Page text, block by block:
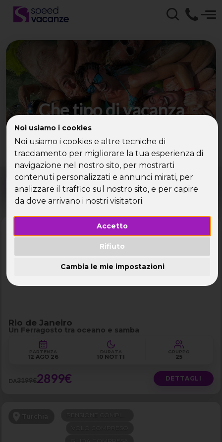
Noi usiamo i cookies
Noi usiamo i cookies e altre tecniche di
tracciamento per migliorare la tua esperienza di
navigazione nel nostro sito, per mostrarti
contenuti personalizzati e annunci mirati, per
analizzare il traffico sul nostro sito, e per capire
da dove arrivano i nostri visitatori.
Accetto
Rifiuto
Cambia le mie impostazioni
Che tipo di vacanza
cerchi?
Scegli la tua destinazione tra le diverse proposte
di Speed Vacanze®
Dove? Quando?
Tutto l'anno
Rio de Janeiro
Un Ferragosto tra oceano e samba
PARTENZA
12 AGO 26
DURATA
10 NOTTI
GRUPPO
25
DA3199€2899€ DETTAGLI
Turchia